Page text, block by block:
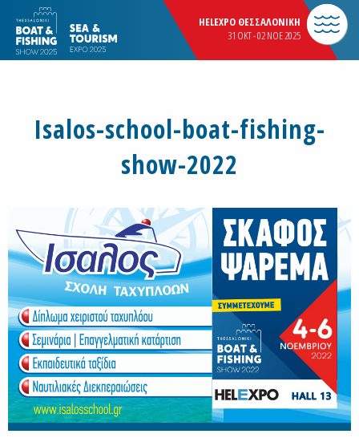
HELEXPO ΘΕΣΣΑΛΟΝΙΚΗ
31 OKT - 02 NOE 2025
Isalos-school-boat-fishing-
show-2022